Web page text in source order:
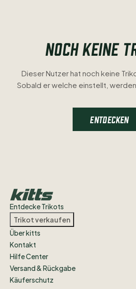
NOCH KEINE
Dieser Nutzer hat noch keine
Sobald er welche einstellt,
ENTDECKEN
Entdecke Trikots
Trikot verkaufen
Über kitts
Kontakt
Hilfe Center
Versand & Rückgabe
Käuferschutz